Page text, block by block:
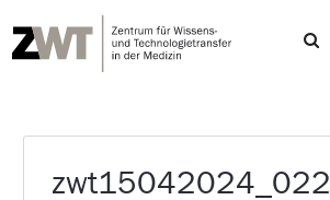
zwt15042024_022